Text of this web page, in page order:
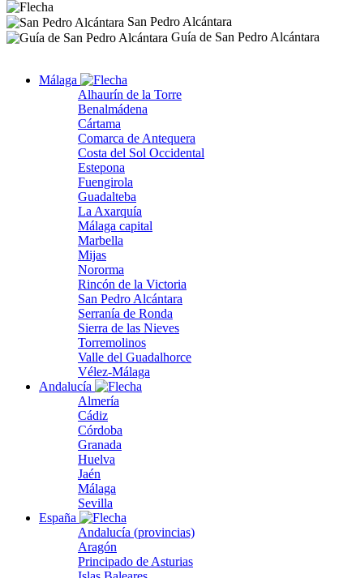
San Pedro Alcántara
Guía de San Pedro Alcántara
Málaga
Alhaurín de la Torre
Benalmádena
Cártama
Comarca de Antequera
Costa del Sol Occidental
Estepona
Fuengirola
Guadalteba
La Axarquía
Málaga capital
Marbella
Mijas
Nororma
Rincón de la Victoria
San Pedro Alcántara
Serranía de Ronda
Sierra de las Nieves
Torremolinos
Valle del Guadalhorce
Vélez-Málaga
Andalucía
Almería
Cádiz
Córdoba
Granada
Huelva
Jaén
Málaga
Sevilla
España
Andalucía (provincias)
Aragón
Principado de Asturias